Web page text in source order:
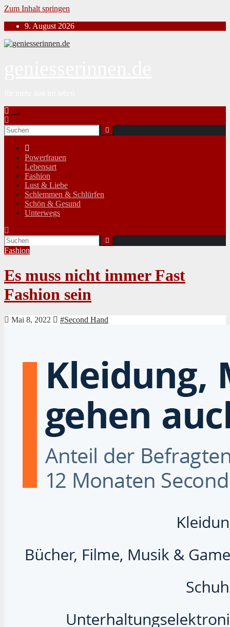
Zum Inhalt springen
9. August 2026
Powerfrauen
Lebensart
Fashion
Lust & Liebe
Schlemmen & Schlürfen
Schön & Gesund
Unterwegs
Fashion
Es muss nicht immer Fast
Fashion sein
Mai 8, 2022 #Second Hand